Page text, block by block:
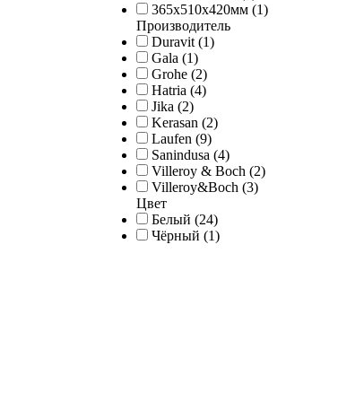
365х510х420мм (1)
Производитель
Duravit (1)
Gala (1)
Grohe (2)
Hatria (4)
Jika (2)
Kerasan (2)
Laufen (9)
Sanindusa (4)
Villeroy & Boch (2)
Villeroy&Boch (3)
Цвет
Белый (24)
Чёрный (1)